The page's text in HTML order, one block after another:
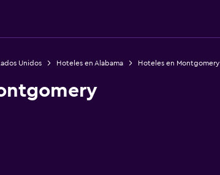
Unidos Hoteles en Alabama Hoteles en Montgomery